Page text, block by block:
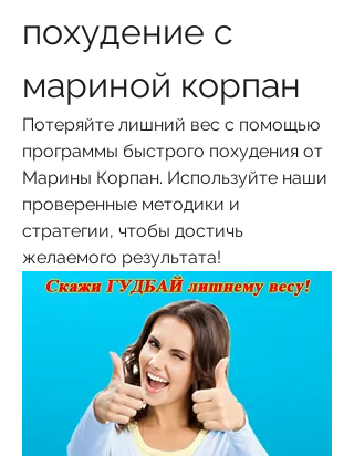
похудение с
мариной корпан
Потеряйте лишний вес с помощью
программы быстрого похудения от
Марины Корпан. Используйте наши
проверенные методики и
стратегии, чтобы достичь
желаемого результата!